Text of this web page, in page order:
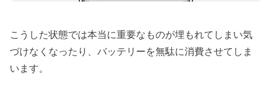
こうした状態では本当に重要なものが埋もれてしまい気
づけなくなったり、バッテリーを無駄に消費させてしま
います。